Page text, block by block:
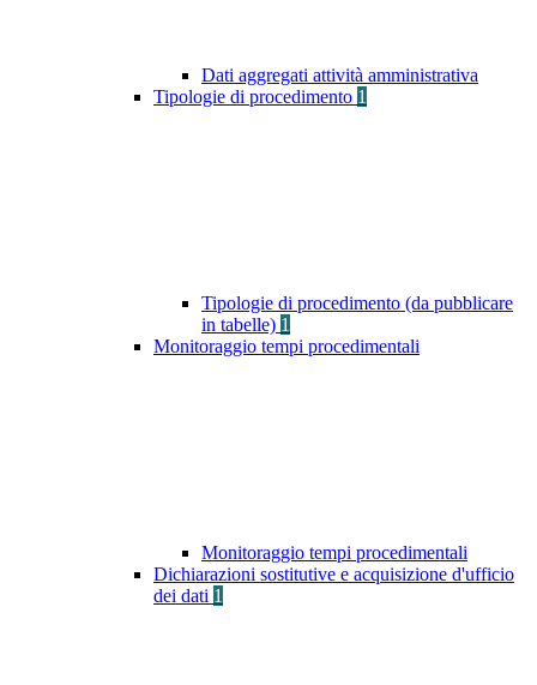
Dati aggregati attività amministrativa
Tipologie di procedimento 1
Tipologie di procedimento (da pubblicare
in tabelle) 1
Monitoraggio tempi procedimentali
Monitoraggio tempi procedimentali
Dichiarazioni sostitutive e acquisizione d'ufficio
dei dati 1